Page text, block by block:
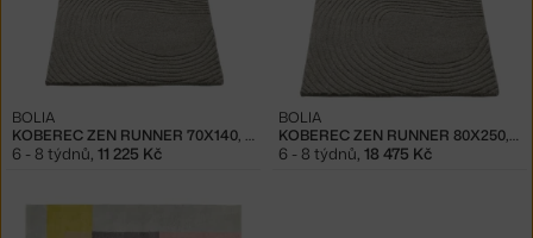
KOBEREC ZEN RUNNER 70X140, LIGHT GREY
BOLIA
6 - 8 týdnů, 11 225 Kč
KOBEREC ZEN RUNNER 80X250, LIGHT GREY
BOLIA
6 - 8 týdnů, 18 475 Kč